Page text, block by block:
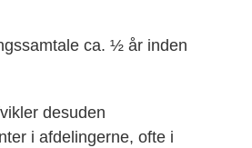
ca. ½ år inden
desuden
i afdelingerne, ofte i